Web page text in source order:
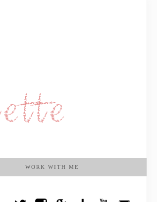
WORK WITH ME